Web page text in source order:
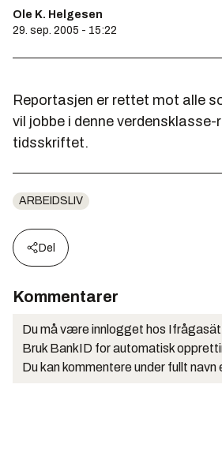
Ole K. Helgesen
29. sep. 2005 - 15:22
Reportasjen er rettet mot alle
vil jobbe i denne
tidsskriftet.
ARBEIDSLIV
Del
Kommentarer
Du må være innlogget hos
Bruk BankID for automatisk
Du kan kommentere under fullt navn